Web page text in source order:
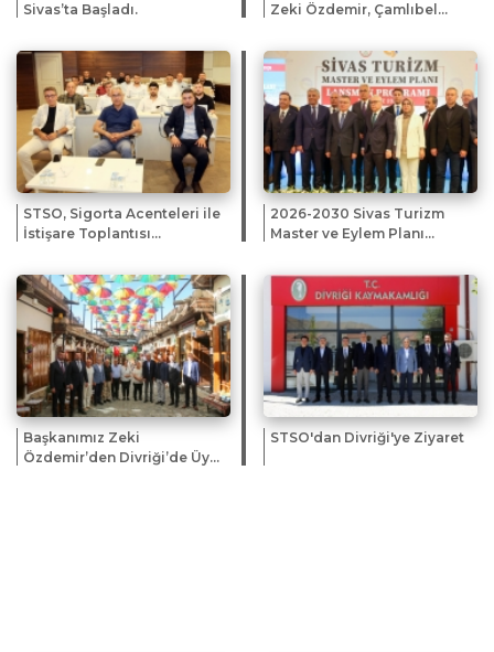
Sivas’ta Başladı.
Zeki Özdemir, Çamlıbel
Töreni’ne katıldı.
STSO, Sigorta Acenteleri ile
İstişare Toplantısı
2026-2030 Sivas Turizm
Master ve Eylem Planı
Başkanımız Zeki
Özdemir’den Divriği’de Üye
STSO'dan Divriği'ye Ziyaret